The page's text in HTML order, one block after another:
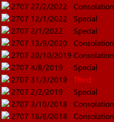
2707 27/2/2022
Consolation
2707 12/1/2022
Special
2707 2/1/2022
Special
2707 13/9/2020
Consolation
2707 20/10/2019 Consolation
2707 4/8/2019
Special
2707 31/3/2019
Third
2707 2/2/2019
Special
2707 3/10/2018
Consolation
2707 16/6/2018
Consolation